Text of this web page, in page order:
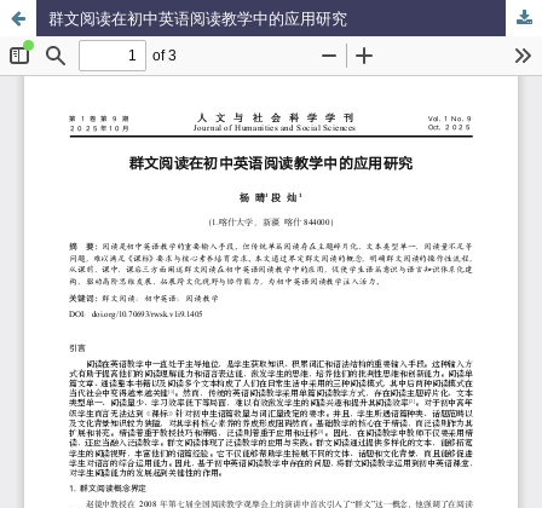
群文阅读在初中英语阅读教学中的应用研究